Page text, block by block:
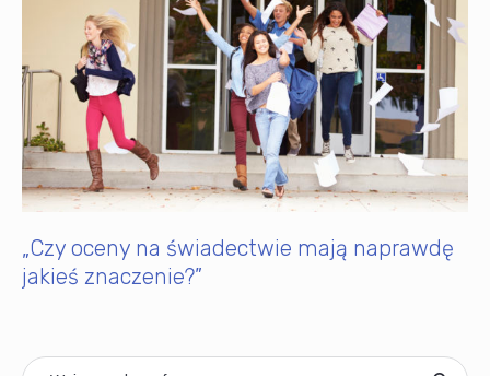
„Czy oceny na świadectwie mają naprawdę
jakieś znaczenie?”